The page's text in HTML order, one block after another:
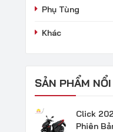
Phụ Tùng
Khác
SẢN PHẨM
Click
Phiên